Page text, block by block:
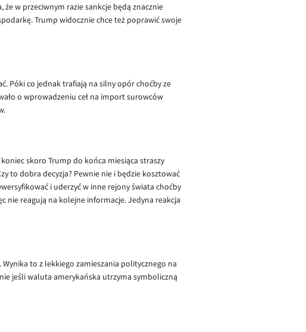
że w przeciwnym razie sankcje będą znacznie
Trump widocznie chce też poprawić swoje
Póki co jednak trafiają na silny opór choćby ze
o wprowadzeniu ceł na import surowców
skoro Trump do końca miesiąca straszy
to dobra decyzja? Pewnie nie i będzie kosztować
i uderzyć w inne rejony świata choćby
nie reagują na kolejne informacje. Jedyna reakcja
to z lekkiego zamieszania politycznego na
jeśli waluta amerykańska utrzyma symboliczną